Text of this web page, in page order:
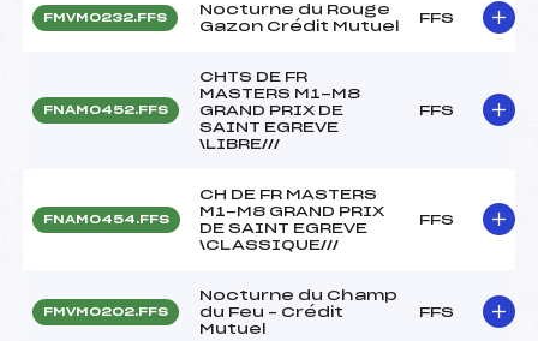
FMVM0232.FFS
Nocturne du Rouge
Gazon Crédit Mutuel
FFS
FNAM0452.FFS
CHTS DE FR
MASTERS M1-M8
GRAND PRIX DE
SAINT EGREVE
\LIBRE///
FFS
FNAM0454.FFS
CH DE FR MASTERS
M1-M8 GRAND PRIX
DE SAINT EGREVE
\CLASSIQUE///
FFS
FMVM0202.FFS
Nocturne du Champ
du Feu – Crédit
Mutuel
FFS